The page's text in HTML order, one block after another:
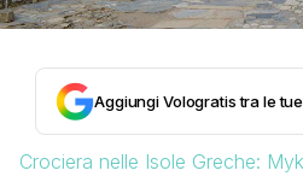
Aggiungi Vologratis tra le
Crociera nelle Isole Greche: